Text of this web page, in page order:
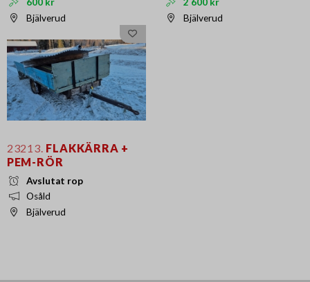
600 kr
Bjälverud
2 600 kr
Bjälverud
23213. FLAKKÄRRA +
PEM-RÖR
Avslutat rop
Osåld
Bjälverud